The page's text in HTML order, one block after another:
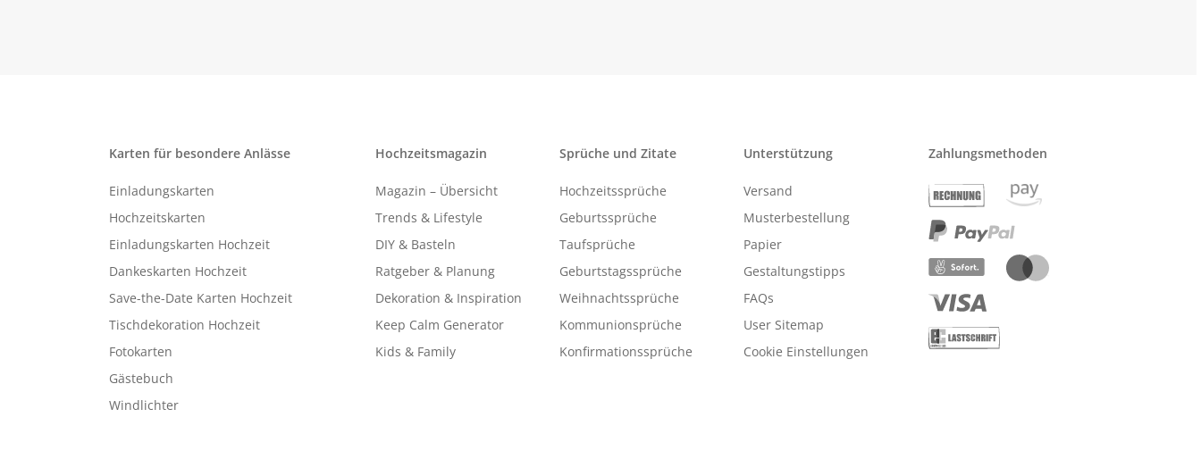
Karten für besondere Anlässe
Einladungskarten
Hochzeitskarten
Einladungskarten Hochzeit
Dankeskarten Hochzeit
Save-the-Date Karten Hochzeit
Tischdekoration Hochzeit
Fotokarten
Gästebuch
Windlichter
Hochzeitsmagazin
Magazin – Übersicht
Trends & Lifestyle
DIY & Basteln
Ratgeber & Planung
Dekoration & Inspiration
Keep Calm Generator
Kids & Family
Sprüche und Zitate
Hochzeitssprüche
Geburtssprüche
Taufsprüche
Geburtstagssprüche
Weihnachtssprüche
Kommunionsprüche
Konfirmationssprüche
Unterstützung
Versand
Musterbestellung
Papier
Gestaltungstipps
FAQs
User Sitemap
Cookie Einstellungen
Zahlungsmethoden